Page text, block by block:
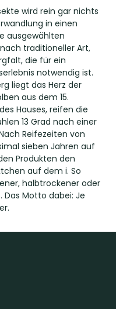
wird rein gar nichts
in einen
ausgewählten
traditioneller Art,
die für ein
notwendig ist.
liegt das Herz der
aus dem 15.
Hauses, reifen die
13 Grad nach einer
Reifezeiten von
sieben Jahren auf
Produkten den
auf dem i. So
halbtrockener oder
Motto dabei: Je